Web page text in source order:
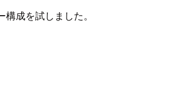
成を試しました。